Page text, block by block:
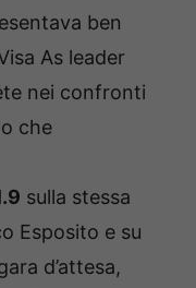
ben
As leader
nei confronti
che
sulla stessa
Esposito e su
d’attesa,